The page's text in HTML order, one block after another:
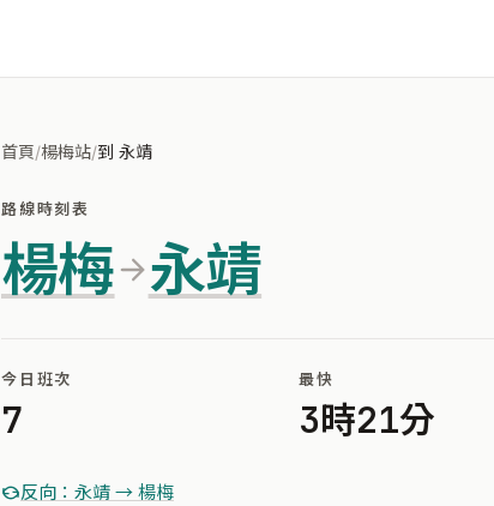
首頁/楊梅站/到 永靖
路線時刻表
楊梅 永靖
今日班次
7
最快
3時21分
反向：永靖 → 楊梅